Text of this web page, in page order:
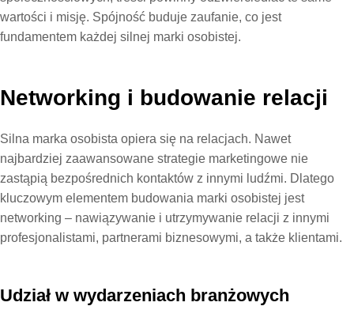
wartości i misję. Spójność buduje zaufanie, co jest
fundamentem każdej silnej marki osobistej.
Networking i budowanie relacji
Silna marka osobista opiera się na relacjach. Nawet
najbardziej zaawansowane strategie marketingowe nie
zastąpią bezpośrednich kontaktów z innymi ludźmi. Dlatego
kluczowym elementem budowania marki osobistej jest
networking – nawiązywanie i utrzymywanie relacji z innymi
profesjonalistami, partnerami biznesowymi, a także klientami.
Udział w wydarzeniach branżowych